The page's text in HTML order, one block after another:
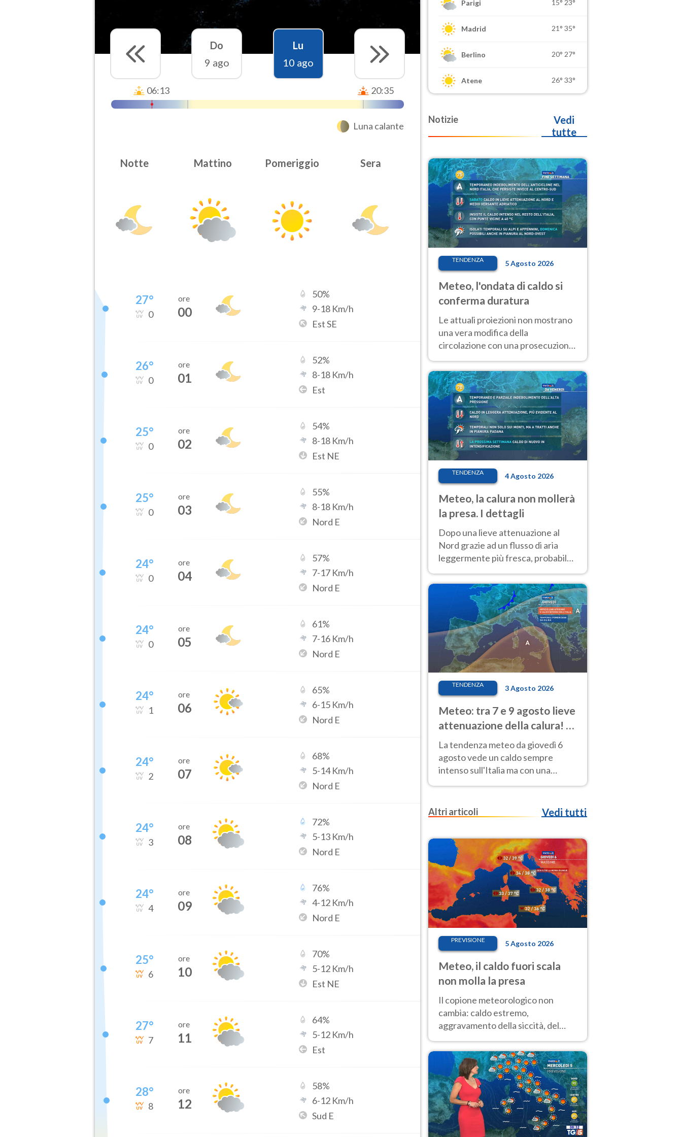
Do
9 ago
Lu
10 ago
06:13 20:35
Luna calante
Notte Mattino Pomeriggio Sera
27°
0
ore
00
50%
9-18 Km/h
Est SE
26°
0
ore
01
52%
8-18 Km/h
Est
25°
0
ore
02
54%
8-18 Km/h
Est NE
25°
0
ore
03
55%
8-18 Km/h
Nord E
24°
0
ore
04
57%
7-17 Km/h
Nord E
24°
0
ore
05
61%
7-16 Km/h
Nord E
24°
1
ore
06
65%
6-15 Km/h
Nord E
24°
2
ore
07
68%
5-14Km/h
Nord E
24°
3
ore
08
72%
5-13 Km/h
Nord E
24°
4
ore
09
76%
4-12 Km/h
Nord E
25°
6
ore
10
70%
5-12 Km/h
Est NE
27°
7
ore
11
64%
5-12 Km/h
Est
28°
8
ore
12
58%
6-12 Km/h
Sud E
Parigi 15° 23°
Madrid 21° 35°
Berlino 20° 27°
Atene 26° 33°
Notizie
Vedi
tutte
TENDENZA 5 Agosto 2026
Meteo, l'ondata di caldo si
conferma duratura
Le attuali proiezioni non mostrano
una vera modifica della
circolazione con una prosecuzione
giorni, compresa la settimana di
Ferragosto
TENDENZA 4 Agosto 2026
Meteo, la calura non mollerà
la presa. I dettagli
Dopo una lieve attenuazione al
Nord grazie ad un flusso di aria
leggermente più fresca, probabile
africano entro Ferragosto
TENDENZA 3 Agosto 2026
Meteo: tra 7 e 9 agosto lieve
attenuazione della calura! Al
Nord rischio temporali
La tendenza meteo da giovedì 6
agosto vede un caldo sempre
intenso sull'Italia ma con una
parziale e lieve attenuazione tra il 7
Altri articoli
Vedi tutti
PREVISIONE 5 Agosto 2026
Meteo, il caldo fuori scala
non molla la presa
Il copione meteorologico non
cambia: caldo estremo,
aggravamento della siccità, del
calore. Nessun cambiamento fino
Ferragosto